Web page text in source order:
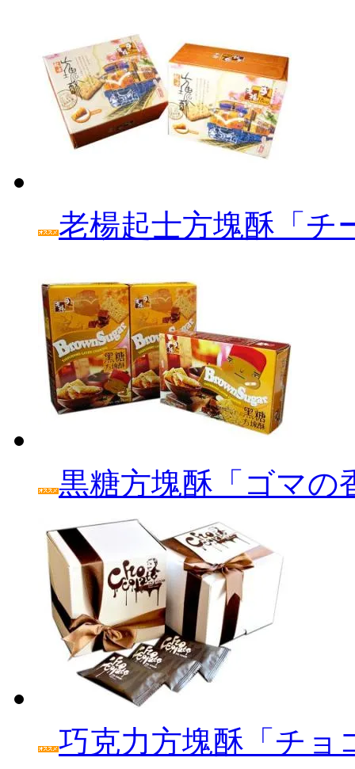
老楊起士方塊酥「チ
黒糖方塊酥「ゴマの
巧克力方塊酥「チョ